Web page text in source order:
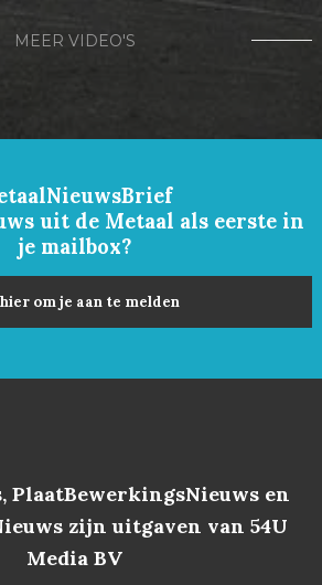
MEER VIDEO'S
uit de Metaal als eerste in
je mailbox?
om je aan te melden
PlaatBewerkingsNieuws en
zijn uitgaven van 54U
Media BV